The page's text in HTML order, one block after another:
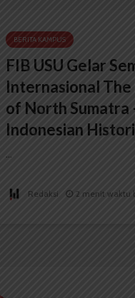
BERITA KAMPUS
FIB USU Gelar
Internasional
of North Sumatra
Indonesian
...
Redaksi 2 menit waktu